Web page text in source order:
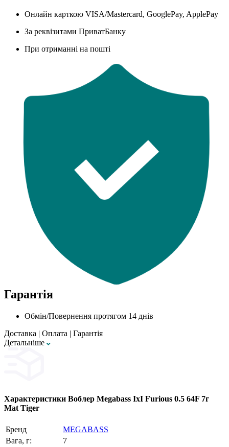
Онлайн карткою VISA/Mastercard, GooglePay, ApplePay
За реквізитами ПриватБанку
При отриманні на пошті
Гарантія
Обмін/Повернення протягом 14 днів
Доставка | Оплата | Гарантія
Детальнiше
Характеристики Воблер Megabass IxI Furious 0.5 64F 7г
Mat Tiger
Бренд
MEGABASS
Вага, г:
7